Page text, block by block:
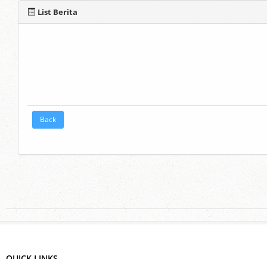
List Berita
Back